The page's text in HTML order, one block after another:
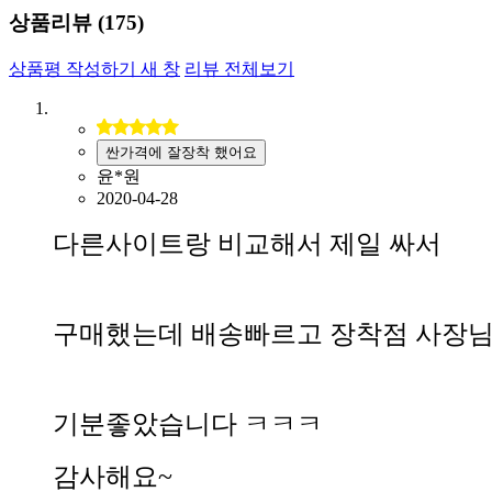
상품리뷰 (175)
상품평 작성하기 새 창 리뷰 전체보기
싼가격에 잘장착 했어요
윤*원
2020-04-28
다른사이트랑 비교해서 제일 싸서
구매했는데 배송빠르고 장착점 사장
기분좋았습니다 ㅋㅋㅋ
감사해요~